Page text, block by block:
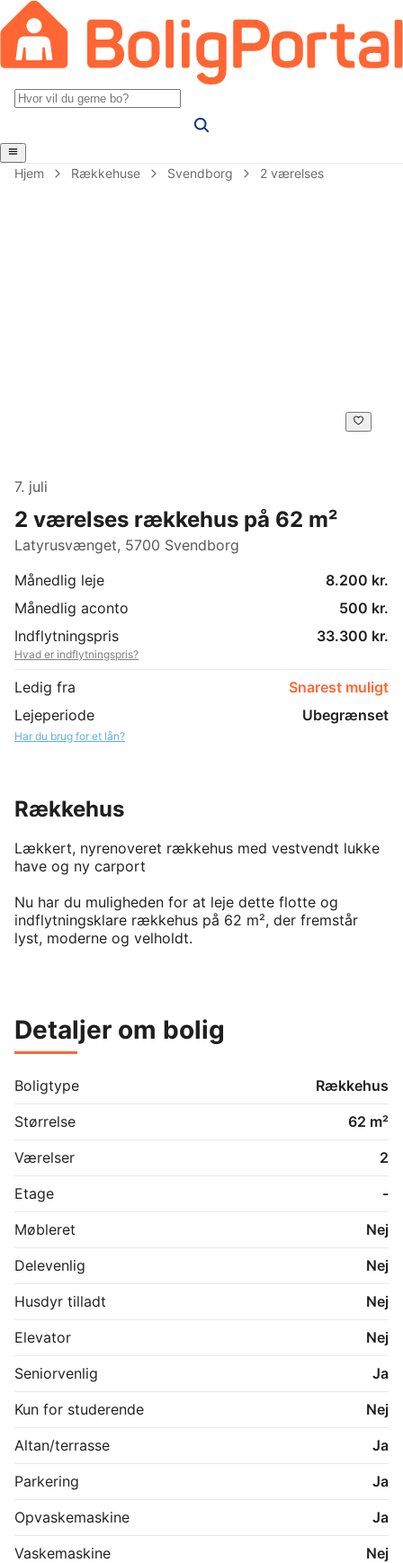
Hjem Rækkehuse Svendborg 2 værelses
7. juli
2 værelses rækkehus på 62 m²
Latyrusvænget, 5700 Svendborg
Månedlig leje
8.200 kr.
Månedlig aconto
500 kr.
Indflytningspris
33.300 kr.
Hvad er indflytningspris?
Ledig fra
Snarest muligt
Lejeperiode
Ubegrænset
Har du brug for et lån?
Rækkehus
Lækkert, nyrenoveret rækkehus med vestvendt lukke
have og ny carport
Nu har du muligheden for at leje dette flotte og
indflytningsklare rækkehus på 62 m², der fremstår
lyst, moderne og velholdt.
sofaafdeling. Fra stuen er der direkte udgang til en
skøn, vestvendt terrasse og en lukket, privat baghave,
Derudover hører en nyopført carport til boligen, som
giver nem og praktisk parkering.
Boligen er ideel til seniorvenlig, enlige eller par, der
med egen have.
Kort om boligen:
62 m²
Nyrenoveret
1 soveværelse
Vestvendt terrasse
Lukket, privat baghave
Detaljer om bolig
Boligtype
Rækkehus
Størrelse
62 m²
Værelser
2
Etage
-
Møbleret
Nej
Delevenlig
Nej
Husdyr tilladt
Nej
Elevator
Nej
Seniorvenlig
Ja
Kun for studerende
Nej
Altan/terrasse
Ja
Parkering
Ja
Opvaskemaskine
Ja
Vaskemaskine
Nej